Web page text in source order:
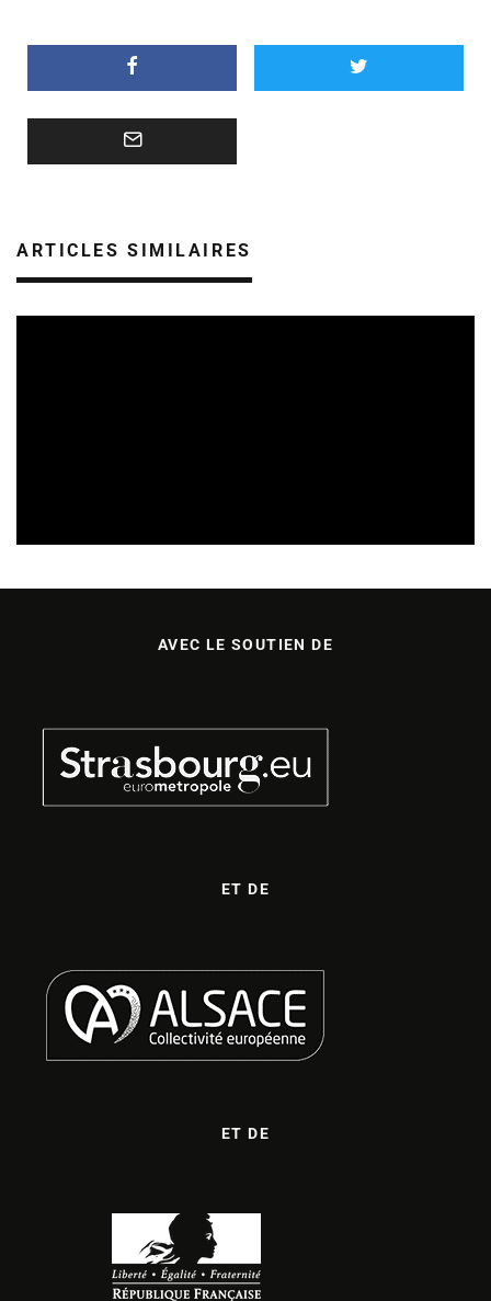
ARTICLES SIMILAIRES
AVEC LE SOUTIEN DE
ET DE
ET DE